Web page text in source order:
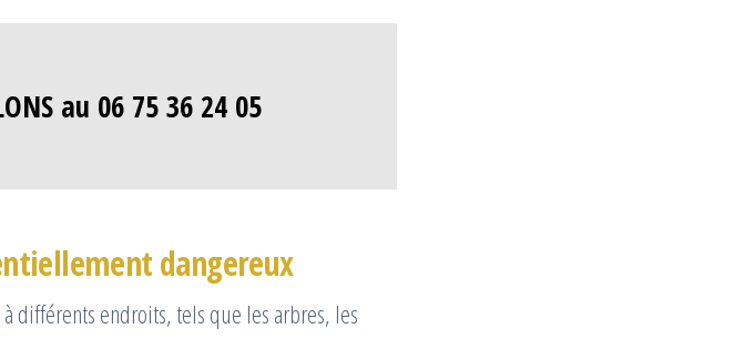
au 06 75 36 24 05
dangereux
différents endroits, tels que les arbres, les